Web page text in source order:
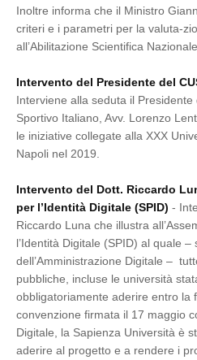
Inoltre informa che il Ministro
criteri e i parametri per la valuta-
all’Abilitazione Scientifica Nazionale.
Intervento del Presidente del
Interviene alla seduta il
Sportivo Italiano, Avv. Lorenzo
le iniziative collegate alla XXX
Napoli nel 2019.
Intervento del Dott. Riccardo
per l’Identità Digitale (SPID) -
Riccardo Luna che illustra
l’Identità Digitale (SPID) al quale
dell’Amministrazione Digitale –
pubbliche, incluse le università
obbligatoriamente aderire entro la
convenzione firmata il 17 maggio
Digitale, la Sapienza Università è
aderire al progetto e a rendere i